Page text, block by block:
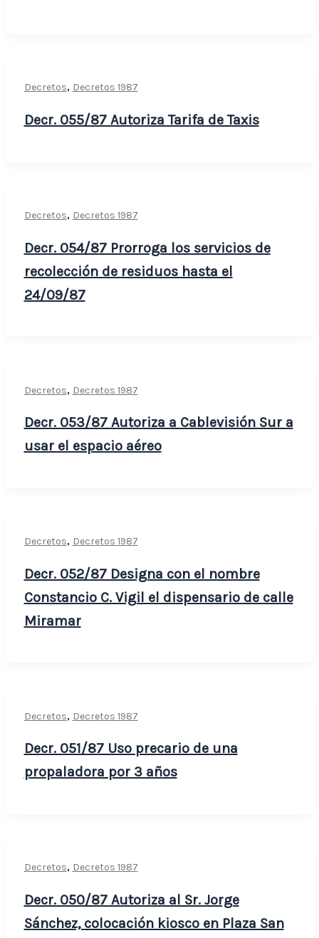
Decretos, Decretos 1987
Decr. 055/87 Autoriza Tarifa de Taxis
Decretos, Decretos 1987
Decr. 054/87 Prorroga los servicios de
recolección de residuos hasta el
24/09/87
Decretos, Decretos 1987
Decr. 053/87 Autoriza a Cablevisión Sur a
usar el espacio aéreo
Decretos, Decretos 1987
Decr. 052/87 Designa con el nombre
Constancio C. Vigil el dispensario de calle
Miramar
Decretos, Decretos 1987
Decr. 051/87 Uso precario de una
propaladora por 3 años
Decretos, Decretos 1987
Decr. 050/87 Autoriza al Sr. Jorge
Sánchez, colocación kiosco en Plaza San